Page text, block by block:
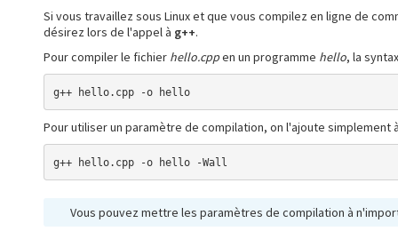
Si vous travaillez sous Linux et que vous compilez en ligne de
désirez lors de l'appel à g++.
Pour compiler le fichier hello.cppen un programme hello, la
g++ hello.cpp -o hello
Pour utiliser un paramètre de compilation, on l'ajoute simplement
g++ hello.cpp -o hello -Wall
Vous pouvez mettre les paramètres de compilation à